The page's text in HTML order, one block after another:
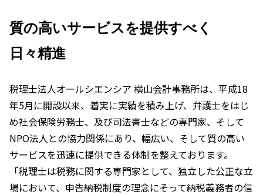
質の高いサービスを提供すべく
日々精進
税理士法人オールシエンシア 横山会計事務所は、平成18
年5月に開設以来、着実に実績を積み上げ、弁護士をはじ
め社会保険労務士、及び司法書士などの専門家、そして
NPO法人との協力関係にあり、幅広い、そして質の高い
サービスを迅速に提供できる体制を整えております。
「税理士は税務に関する専門家として、独立した公正な立
場において、申告納税制度の理念にそって納税義務者の信